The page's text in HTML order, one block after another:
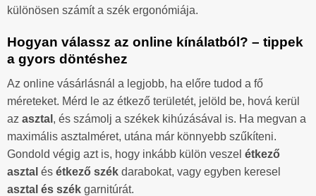
különösen számít a szék ergonómiája.
Hogyan válassz az online kínálatból? – tippek
a gyors döntéshez
Az online vásárlásnál a legjobb, ha előre tudod a fő
méreteket. Mérd le az étkező területét, jelöld be, hová kerül
az asztal , és számolj a székek kihúzásával is. Ha megvan a
maximális asztalméret, utána már könnyebb szűkíteni.
Gondold végig azt is, hogy inkább külön veszel étkező
asztal és étkező szék darabokat, vagy egyben keresel
asztal és szék garnitúrát.